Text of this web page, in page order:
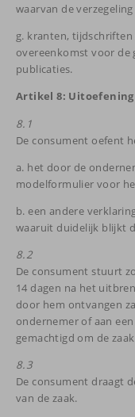
waarvan de
g. kranten,
overeenkomst voor de
publicaties.
Artikel 8:
8.1
De consument oefent
a. het door de
modelformulier voor
b. een andere
waaruit duidelijk blijkt
8.2
De consument stuurt
14 dagen na het
door hem ontvangen
ondernemer of aan
gemachtigd om de
8.3
De consument draagt
van de zaak.